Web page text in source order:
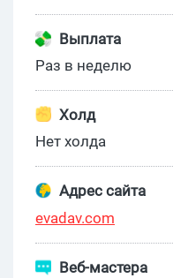
Выплата
Раз в неделю
Холд
Нет холда
Адрес сайта
evadav.com
Веб-мастера